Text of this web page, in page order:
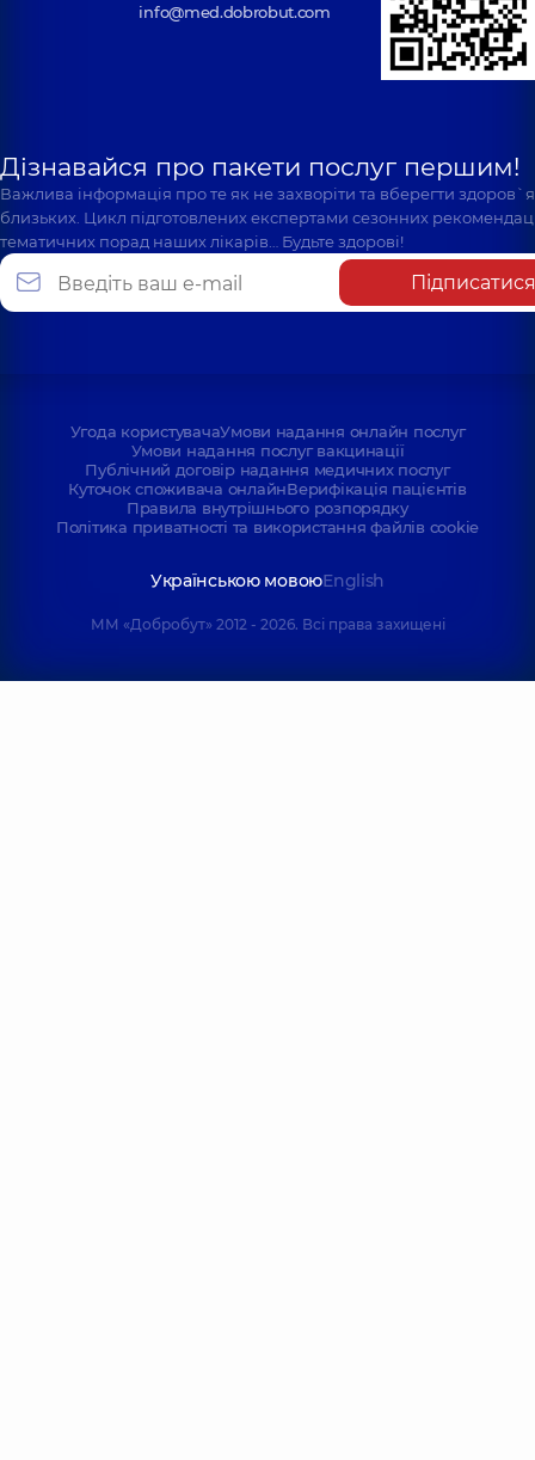
info@med.dobrobut.com
Дізнавайся про пакети послуг першим!
Важлива інформація про те як не захворіти та вберегти
близьких. Цикл підготовлених експертами сезонних
тематичних порад наших лікарів… Будьте здорові!
Підписатися
Угода користувачаУмови надання онлайн послуг
Умови надання послуг вакцинації
Публічний договір надання медичних послуг
Куточок споживача онлайнВерифікація пацієнтів
Правила внутрішнього розпорядку
Політика приватності та використання файлів cookie
Українською мовоюEnglish
ММ «Добробут» 2012 - 2026. Всі права захищені